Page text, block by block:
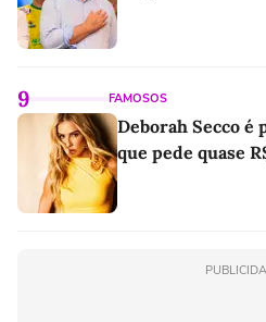
9 FAMOSOS
Deborah Secco é
que pede quase